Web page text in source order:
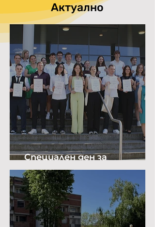
Актуално
Специален ден за
биологията